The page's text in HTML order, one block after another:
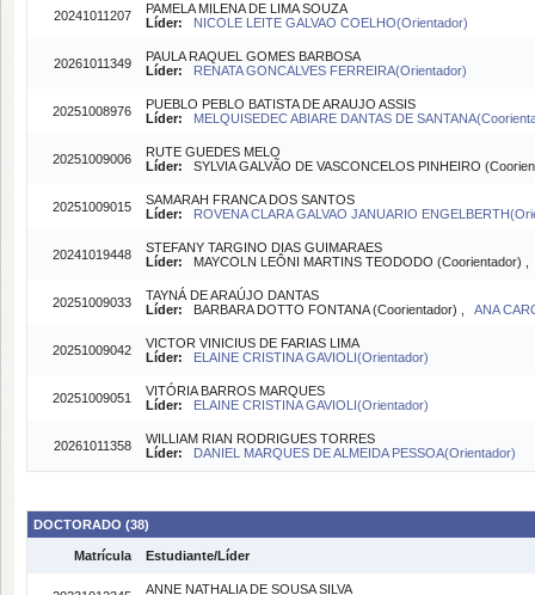
20241011207
PAMELA MILENA DE LIMA SOUZA
Líder:
NICOLE LEITE GALVAO COELHO(Orientador)
20261011349
PAULA RAQUEL GOMES BARBOSA
Líder:
RENATA GONCALVES FERREIRA(Orientador)
20251008976
PUEBLO PEBLO BATISTA DE ARAUJO ASSIS
Líder:
MELQUISEDEC ABIARE DANTAS DE
20251009006
RUTE GUEDES MELO
Líder: SYLVIA GALVÃO DE VASCONCELOS PINHEIRO
20251009015
SAMARAH FRANCA DOS SANTOS
Líder:
ROVENA CLARA GALVAO JANUARIO
20241019448
STEFANY TARGINO DIAS GUIMARAES
Líder: MAYCOLN LEÔNI MARTINS TEODODO (Coorientador)
20251009033
TAYNÁ DE ARAÚJO DANTAS
Líder: BARBARA DOTTO FONTANA (Coorientador) , ANA
20251009042
VICTOR VINICIUS DE FARIAS LIMA
Líder:
ELAINE CRISTINA GAVIOLI(Orientador)
20251009051
VITÓRIA BARROS MARQUES
Líder:
ELAINE CRISTINA GAVIOLI(Orientador)
20261011358
WILLIAM RIAN RODRIGUES TORRES
Líder:
DANIEL MARQUES DE ALMEIDA PESSOA(Orientador)
DOCTORADO (38)
Matrícula Estudiante/Líder
ANNE NATHALIA DE SOUSA SILVA